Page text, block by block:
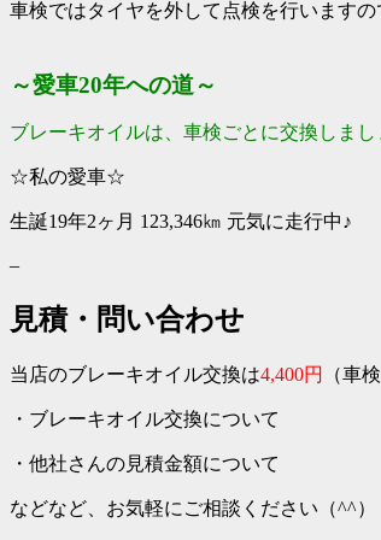
車検ではタイヤを外して点検を行いますの
～愛車20年への道～
ブレーキオイルは、車検ごとに交換しまし
☆私の愛車☆
生誕19年2ヶ月 123,346㎞ 元気に走行中♪
–
見積・問い合わせ
当店のブレーキオイル交換は4,400円 （車
・ブレーキオイル交換について
・ 他社さんの見積金額について
などなど、お気軽にご相談ください（^^）